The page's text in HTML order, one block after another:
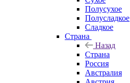
Полусухое
Полусладкое
Сладкое
Страна
Назад
Страна
Россия
Австралия